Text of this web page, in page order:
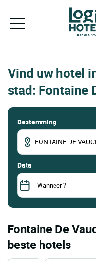
Vind uw hotel
stad: Fontaine
Bestemming
data
Fontaine De
beste hotels